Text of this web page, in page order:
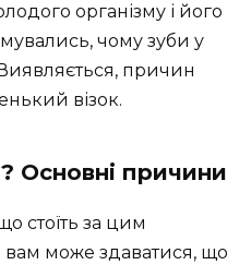
організму і його
чому зуби у
причин
візок.
Основні причини
стоїть за цим
може здаватися, що